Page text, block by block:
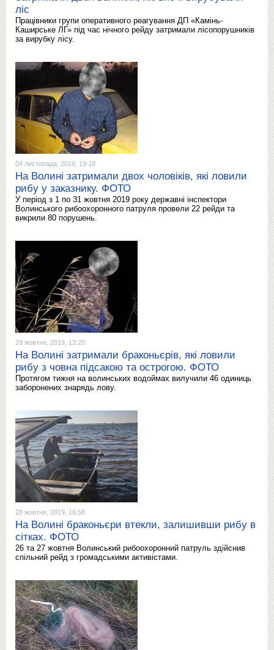
ліс
Працівники групи оперативного реагування ДП «Камінь-
Каширське ЛГ» під час нічного рейду затримали лісопорушників
за вирубку лісу.
04 листопада, 2019, 19:18
На Волині затримали двох чоловіків, які ловили
рибу у заказнику. ФОТО
У період з 1 по 31 жовтня 2019 року державні інспектори
Волинського рибоохоронного патруля провели 22 рейди та
викрили 80 порушень.
29 жовтня, 2019, 13:20
На Волині затримали браконьєрів, які ловили
рибу з човна підсакою та острогою. ФОТО
Протягом тижня на волинських водоймах вилучили 46 одиниць
заборонених знарядь лову.
28 жовтня, 2019, 16:58
На Волині браконьєри втекли, залишивши рибу в
сітках. ФОТО
26 та 27 жовтня Волинський рибоохоронний патруль здійснив
спільний рейд з громадськими активістами.